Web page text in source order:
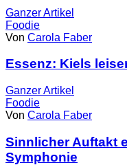
GanzerArtikel
Foodie
Von Carola Faber
Essenz: Kiels
GanzerArtikel
Foodie
Von Carola Faber
Sinnlicher Auftakt
Symphonie